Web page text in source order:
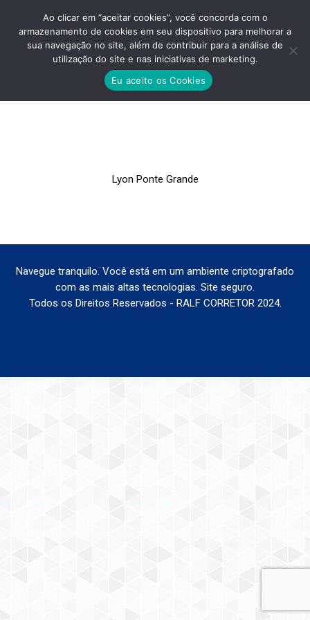
LYON PONTE GRANDE
Você está aqui:
Lyon Ponte Grande
Navegue tranquilo. Você está em um ambiente criptografado
com as mais altas tecnologias. Site seguro.
Todos os Direitos Reservados - RALF CORRETOR 2024.
Ao clicar em “aceitar cookies”, você concorda com o
armazenamento de cookies em seu dispositivo para melhorar a
sua navegação no site, além de contribuir para a análise de
utilização do site e nas iniciativas de marketing.
Eu aceito os Cookies